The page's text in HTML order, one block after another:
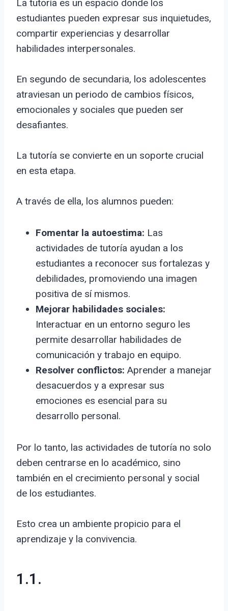
La tutoría es un espacio donde los
estudiantes pueden expresar sus inquietudes,
compartir experiencias y desarrollar
habilidades interpersonales.
En segundo de secundaria, los adolescentes
atraviesan un periodo de cambios físicos,
emocionales y sociales que pueden ser
desafiantes.
La tutoría se convierte en un soporte crucial
en esta etapa.
A través de ella, los alumnos pueden:
Fomentar la autoestima: Las
actividades de tutoría ayudan a los
estudiantes a reconocer sus fortalezas y
debilidades, promoviendo una imagen
positiva de sí mismos.
Mejorar habilidades sociales:
Interactuar en un entorno seguro les
permite desarrollar habilidades de
comunicación y trabajo en equipo.
Resolver conflictos: Aprender a manejar
desacuerdos y a expresar sus
emociones es esencial para su
desarrollo personal.
Por lo tanto, las actividades de tutoría no solo
deben centrarse en lo académico, sino
también en el crecimiento personal y social
de los estudiantes.
Esto crea un ambiente propicio para el
aprendizaje y la convivencia.
1.1.